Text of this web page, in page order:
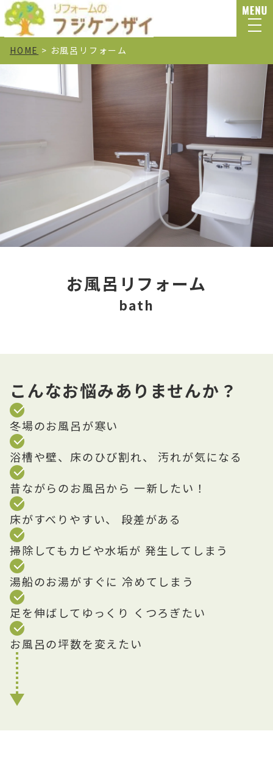
HOME > お風呂リフォーム
お風呂リフォーム
bath
こんなお悩みありませんか？
冬場のお風呂が寒い
浴槽や壁、床のひび割れ、 汚れが気になる
昔ながらのお風呂から 一新したい！
床がすべりやすい、 段差がある
掃除してもカビや水垢が 発生してしまう
湯船のお湯がすぐに 冷めてしまう
足を伸ばしてゆっくり くつろぎたい
お風呂の坪数を変えたい